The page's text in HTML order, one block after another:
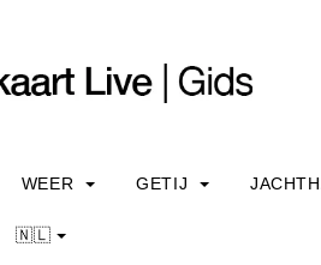
WEER GETIJ
🇳🇱